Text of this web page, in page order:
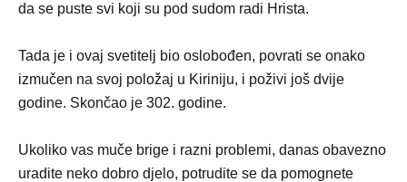
da se puste svi koji su pod sudom radi Hrista.
Tada je i ovaj svetitelj bio oslobođen, povrati se onako
izmučen na svoj položaj u Kiriniju, i poživi još dvije
godine. Skončao je 302. godine.
Ukoliko vas muče brige i razni problemi, danas obavezno
uradite neko dobro djelo, potrudite se da pomognete